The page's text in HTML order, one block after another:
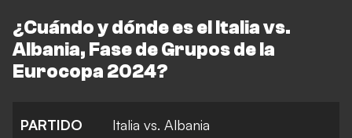
¿Cuándo y dónde es el Italia vs.
Albania, Fase de Grupos de la
Eurocopa 2024?
PARTIDO Italia vs. Albania